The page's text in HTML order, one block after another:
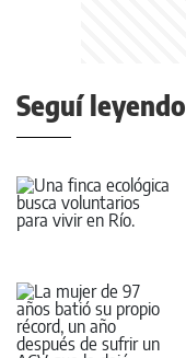
Seguí leyendo